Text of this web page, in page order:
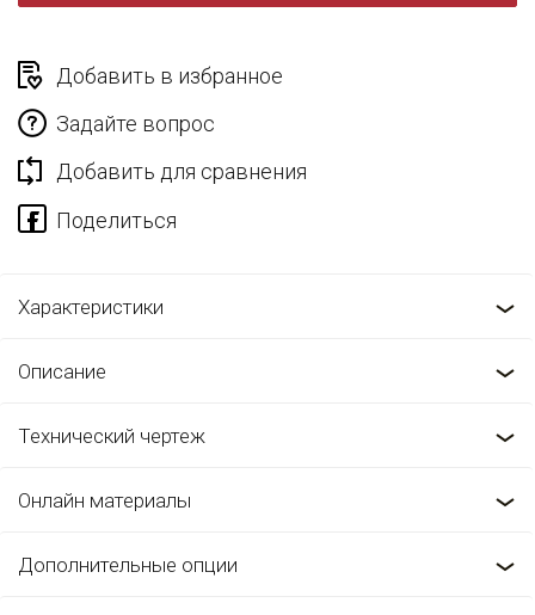
Добавить в избранное
Задайте вопрос
Добавить для сравнения
Характеристики
Описание
Технический чертеж
Онлайн материалы
Дополнительные опции